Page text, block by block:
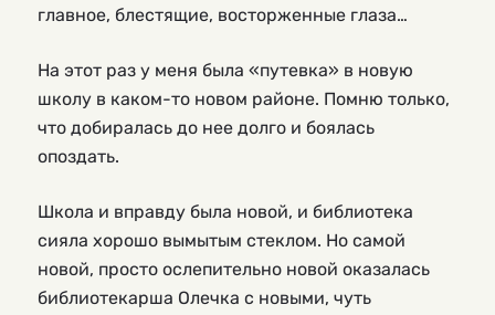
главное, блестящие, восторженные глаза…
На этот раз у меня была «путевка» в новую
школу в каком-то новом районе. Помню только,
что добиралась до нее долго и боялась
опоздать.
Школа и вправду была новой, и библиотека
сияла хорошо вымытым стеклом. Но самой
новой, просто ослепительно новой оказалась
библиотекарша Олечка с новыми, чуть